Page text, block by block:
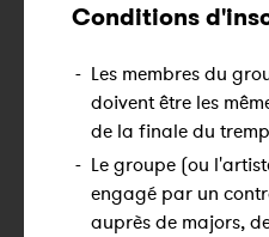
Conditions
- Les membres du
doivent être les
de la finale du
- Le groupe (ou
engagé par un
auprès de majors,